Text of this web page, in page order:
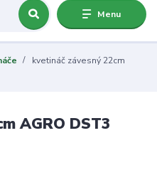
Menu
kvetináč závesný 22cm
AGRO DST3